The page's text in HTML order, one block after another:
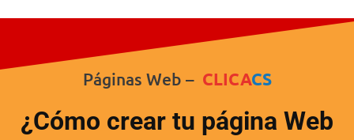
Páginas Web – CLICACS
¿Cómo crear tu página Web